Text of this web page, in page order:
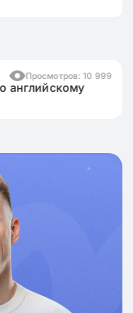
Просмотров: 10 999
английскому